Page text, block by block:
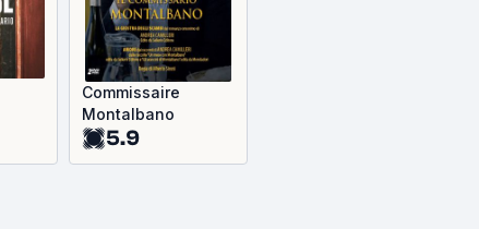
Commissaire
Montalbano
5.9